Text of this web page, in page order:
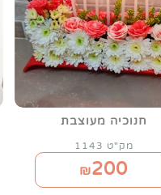
חנוכיה מעוצבת
מק"ט 1143
₪200